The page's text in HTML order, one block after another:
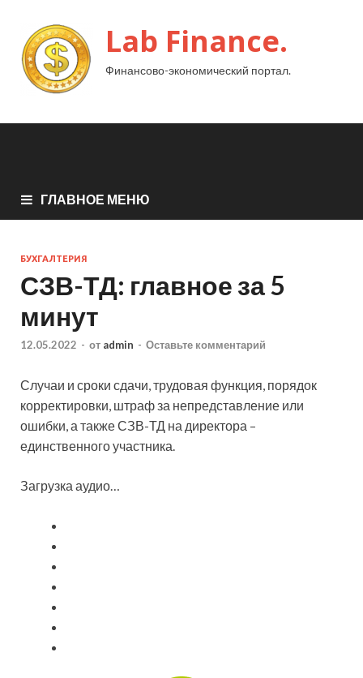
Lab Finance.
Финансово-экономический портал.
ГЛАВНОЕ МЕНЮ
БУХГАЛТЕРИЯ
СЗВ-ТД: главное за 5
минут
12.05.2022 - от admin - Оставьте комментарий
Случаи и сроки сдачи, трудовая функция, порядок
корректировки, штраф за непредставление или
ошибки, а также СЗВ-ТД на директора –
единственного участника.
Загрузка аудио…